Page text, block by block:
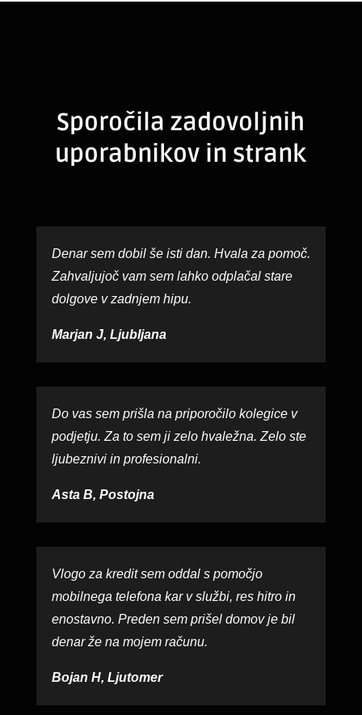
Sporočila zadovoljnih
uporabnikov in strank
Denar sem dobil še isti dan. Hvala za pomoč.
Zahvaljujoč vam sem lahko odplačal stare
dolgove v zadnjem hipu.
Marjan J, Ljubljana
Do vas sem prišla na priporočilo kolegice v
podjetju. Za to sem ji zelo hvaležna. Zelo ste
ljubeznivi in profesionalni.
Asta B, Postojna
Vlogo za kredit sem oddal s pomočjo
mobilnega telefona kar v službi, res hitro in
enostavno. Preden sem prišel domov je bil
denar že na mojem računu.
Bojan H, Ljutomer